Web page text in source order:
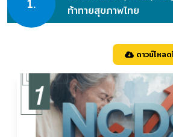
ท้าทายสุขภาพไทย
ดาวน์โหล